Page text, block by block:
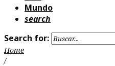
Mundo
search
Search for:
Home
/